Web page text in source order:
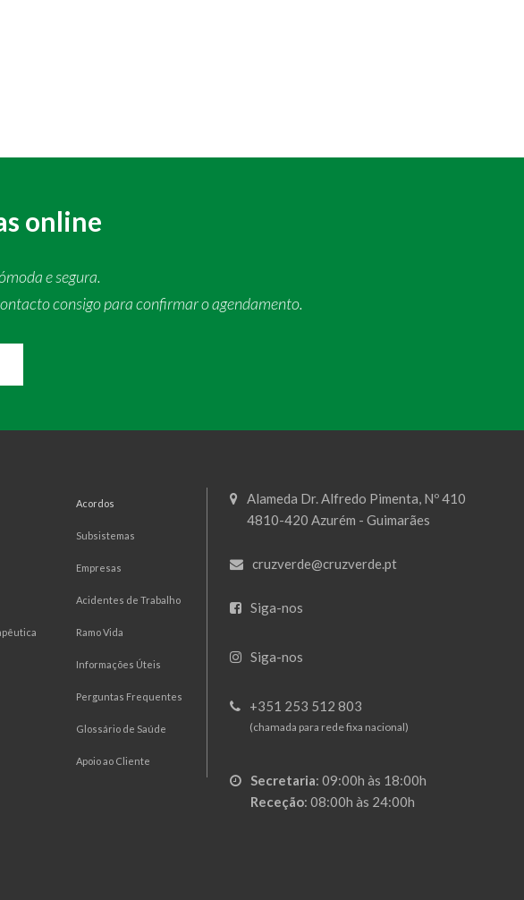
online
e segura.
consigo para confirmar o agendamento.
Acordos
Subsistemas
Empresas
Acidentes de Trabalho
Ramo Vida
Informações Úteis
Perguntas Frequentes
Glossário de Saúde
Apoio ao Cliente
Alameda Dr. Alfredo Pimenta, Nº 410
4810-420 Azurém - Guimarães
cruzverde@cruzverde.pt
Siga-nos
Siga-nos
+351 253 512 803
(chamada para rede fixa nacional)
Secretaria: 09:00h às 18:00h
Receção: 08:00h às 24:00h